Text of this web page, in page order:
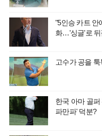
"5인승 카트 안
화…'싱글'로 뒤
고수가 공을
한국 아마 골
파만파' 덕분?